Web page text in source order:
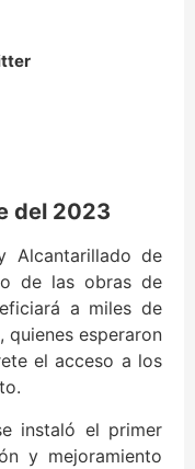
del 2023
Alcantarillado de
de las obras de
a miles de
quienes esperaron
el acceso a los
instaló el primer
y mejoramiento